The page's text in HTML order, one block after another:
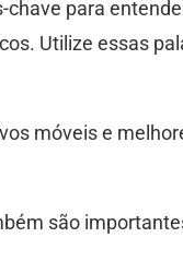
para
Utilize essas
móveis e
são